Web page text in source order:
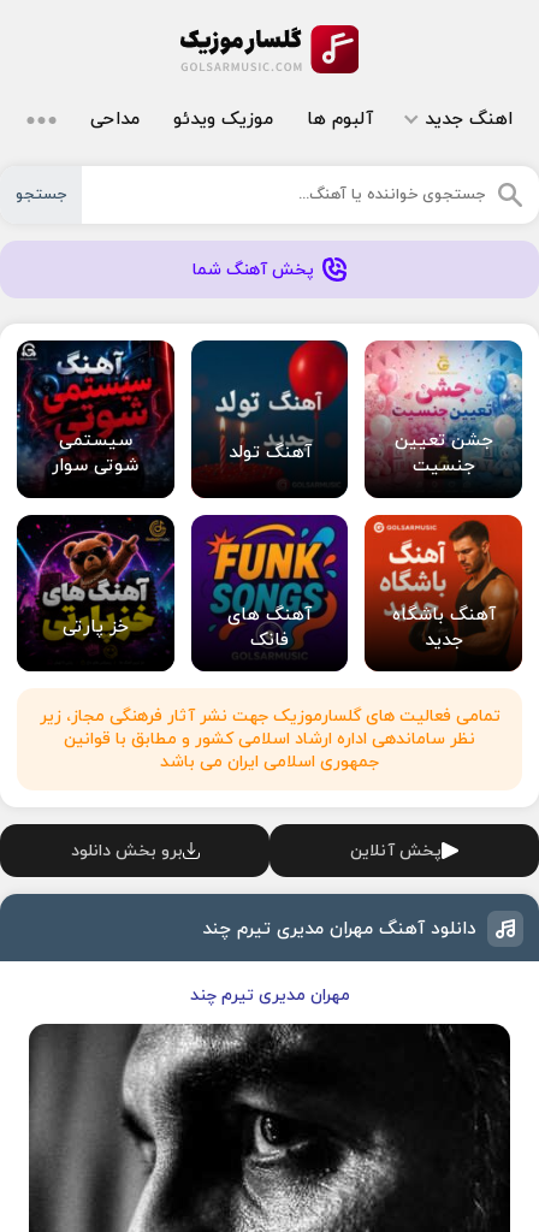
اهنگ جدید آلبوم ها موزیک ویدئو مداحی
جستجو
پخش آهنگ شما
جشن تعیین
جنسیت
آهنگ تولد
سیستمی
شوتی سوار
آهنگ باشگاه
جدید
آهنگ های
فانک
خز پارتی
تمامی فعالیت های گلسارموزیک جهت نشر آثار فرهنگی مجاز، زیر
نظر ساماندهی اداره ارشاد اسلامی کشور و مطابق با قوانین
جمهوری اسلامی ایران می باشد
پخش آنلاین برو بخش دانلود
دانلود آهنگ مهران مدیری تیرم چند
مهران مدیری تیرم چند